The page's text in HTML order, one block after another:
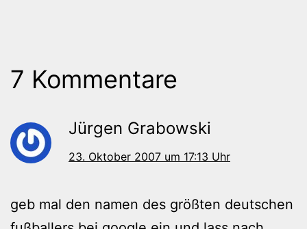
7 Kommentare
Jürgen Grabowski
23. Oktober 2007 um 17:13 Uhr
geb mal den namen des größten deutschen